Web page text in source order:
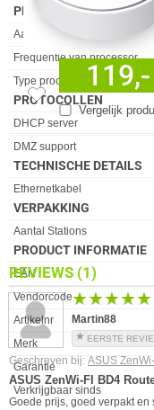
PROCESSOR
Eigenschap
Aantal processorkernen
Frequentie van processor
Type processor
PROTOCOLLEN
Eigenschap Waarde
DHCP server
DMZ support
TECHNISCHE DETAILS
Eigenschap Waarde
Ethernetkabel
VERPAKKING
Eigenschap Waarde
Aantal Stations
PRODUCT INFORMATIE
EAN
Vendorcode
Artikelnr
Merk
Garantie
Verkrijgbaar sinds
Vergelijk
119,-
REVIEWS (1)
★★★★★
★★★★★
Martin88
EERSTE
Geschreven bij: ASUS
ASUS ZenWi-FI BD4
Goede prijs, goed verpakt